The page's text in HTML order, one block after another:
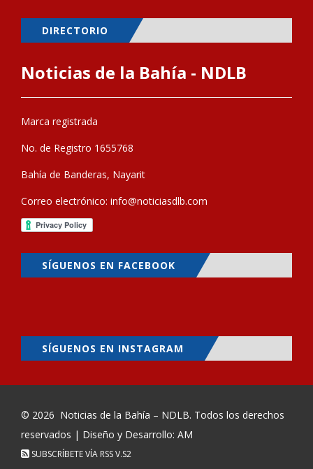
DIRECTORIO
Noticias de la Bahía - NDLB
Marca registrada
No. de Registro 1655768
Bahía de Banderas, Nayarit
Correo electrónico: info@noticiasdlb.com
SÍGUENOS EN FACEBOOK
SÍGUENOS EN INSTAGRAM
© 2026 Noticias de la Bahía – NDLB. Todos los derechos
reservados | Diseño y Desarrollo: AM
SUBSCRÍBETE VÍA RSSV.S2